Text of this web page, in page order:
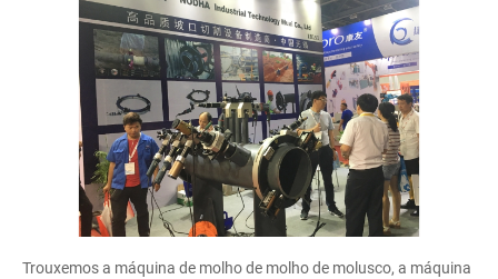
Trouxemos a máquina de molho de molho de molusco, a máquina